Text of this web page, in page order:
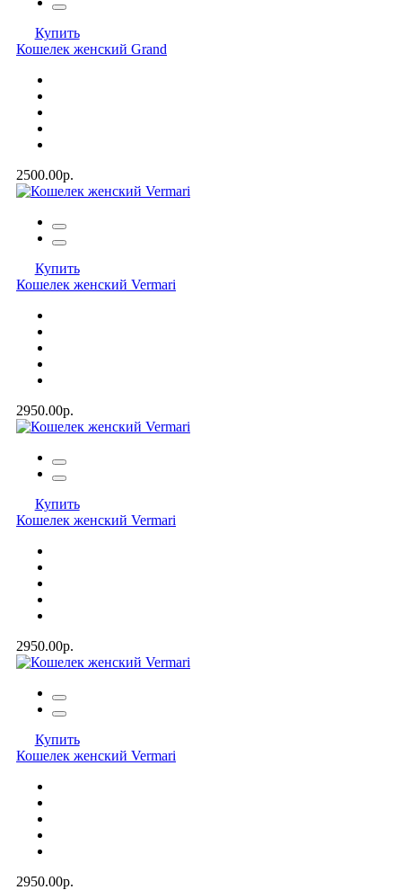
Купить
Кошелек женский Grand
2500.00р.
Купить
Кошелек женский Vermari
2950.00р.
Купить
Кошелек женский Vermari
2950.00р.
Купить
Кошелек женский Vermari
2950.00р.